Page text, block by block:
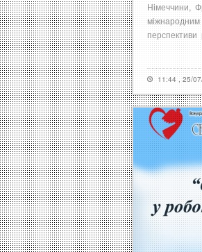
Німеччини,
міжнародним
перспективи
11:44 , 25/